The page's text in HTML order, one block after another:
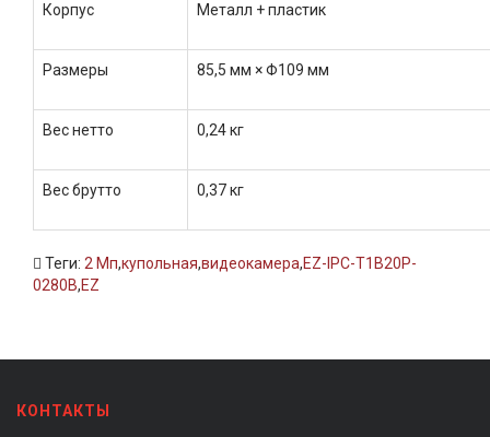
Корпус Металл + пластик
Размеры 85,5 мм × Φ109 мм
Вес нетто 0,24 кг
Вес брутто 0,37 кг
Теги: 2 Мп,купольная,видеокамера,EZ-IPC-T1B20P-
0280B,EZ
КОНТАКТЫ